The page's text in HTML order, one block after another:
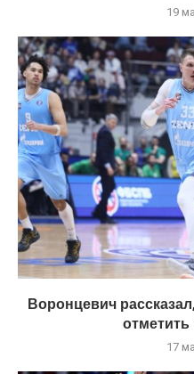
19
Воронцевич
отметить
17